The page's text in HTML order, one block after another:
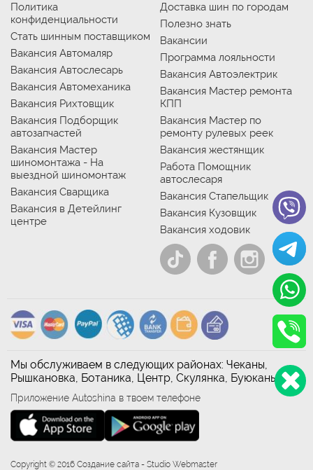
Политика
конфиденциальности
Стать шинным поставщиком
Вакансия Автомаляр
Вакансия Автослесарь
Вакансия Автомеханика
Вакансия Рихтовщик
Вакансия Подборщик
автозапчастей
Вакансия Мастер
шиномонтажа - На
выездной шиномонтаж
Вакансия Сварщика
Вакансия в Детейлинг
центре
Доставка шин по городам
Полезно знать
Вакансии
Программа лояльности
Вакансия Автоэлектрик
Вакансия Мастер ремонта
КПП
Вакансия Мастер по
ремонту рулевых реек
Вакансия жестянщик
Работа Помощник
автослесаря
Вакансия Стапельщик
Вакансия Кузовщик
Вакансия ходовик
Мы обслуживаем в следующих районах: Чеканы,
Рышкановка, Ботаника, Центр, Скулянка, Буюканы
Приложение Autoshina в твоем телефоне
Copyright © 2016 Создание сайта - Studio Webmaster